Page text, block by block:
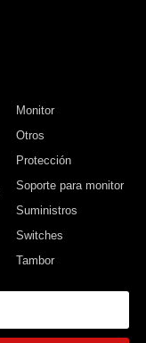
Monitor
Otros
Protección
Soporte para monitor
Suministros
Switches
Tambor